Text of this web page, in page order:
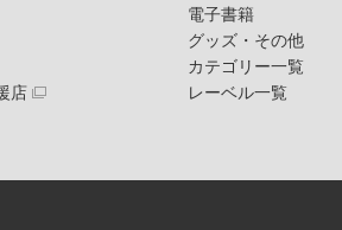
店
電子書籍
グッズ・その他
カテゴリー一覧
レーベル一覧